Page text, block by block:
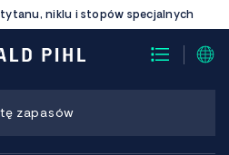
tytanu, niklu i stopów specjalnych